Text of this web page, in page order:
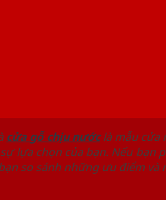
cửa gỗ chịu nướclà mẫu cửa
lựa chọn của bạn. Nếu
so sánh những ưu điểm